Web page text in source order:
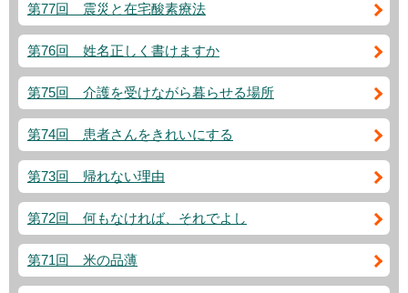
第77回 震災と在宅酸素療法
第76回 姓名正しく書けますか
第75回 介護を受けながら暮らせる場所
第74回 患者さんをきれいにする
第73回 帰れない理由
第72回 何もなければ、それでよし
第71回 米の品薄